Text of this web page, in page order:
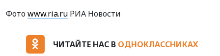
Фотоwww.ria.ru РИА Новости
ЧИТАЙТЕ НАС В ОДНОКЛАССНИКАХ